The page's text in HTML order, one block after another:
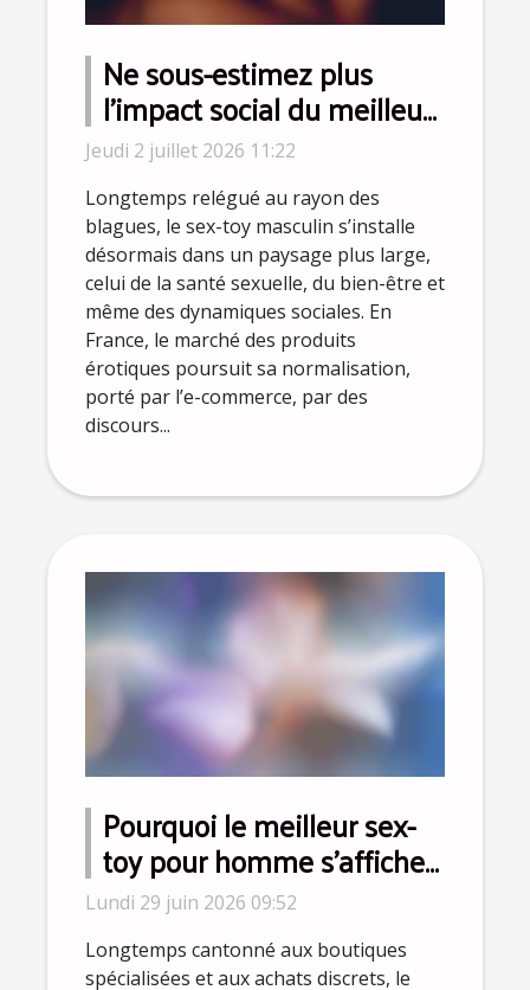
Ne sous-estimez plus
l’impact social du meilleur
sex-toy pour homme
Jeudi 2 juillet 2026 11:22
Longtemps relégué au rayon des
blagues, le sex-toy masculin s’installe
désormais dans un paysage plus large,
celui de la santé sexuelle, du bien-être et
même des dynamiques sociales. En
France, le marché des produits
érotiques poursuit sa normalisation,
porté par l’e-commerce, par des
discours...
Pourquoi le meilleur sex-
toy pour homme s’affiche
désormais sur Instagram ?
Lundi 29 juin 2026 09:52
Longtemps cantonné aux boutiques
spécialisées et aux achats discrets, le